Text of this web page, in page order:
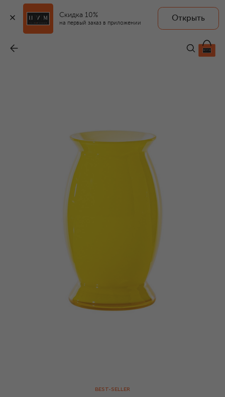
Скидка 10%
на первый заказ в приложении
Открыть
BEST-SELLER